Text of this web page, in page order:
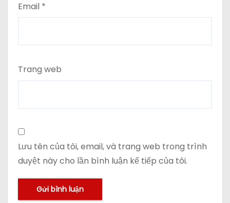
Email *
Trang web
Lưu tên của tôi, email, và trang web trong trình
duyệt này cho lần bình luận kế tiếp của tôi.